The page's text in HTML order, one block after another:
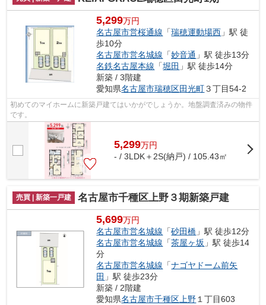
5,299万円
名古屋市営桜通線 「瑞穂運動場西 」駅 徒
歩10分
名古屋市営名城線 「妙音通 」駅 徒歩13分
名鉄名古屋本線 「堀田 」駅 徒歩14分
新築 / 3階建
愛知県名古屋市瑞穂区田光町３丁目54-2
初めてのマイホームに新築戸建てはいかがでしょうか。地盤調査済みの物件
です。
5,299万円
- / 3LDK＋2S(納戸) / 105.43㎡
売買 | 新築一戸建 名古屋市千種区上野３期新築戸建
5,699万円
名古屋市営名城線 「砂田橋 」駅 徒歩12分
名古屋市営名城線 「茶屋ヶ坂 」駅 徒歩14
分
名古屋市営名城線 「ナゴヤドーム前矢
田 」駅 徒歩23分
新築 / 2階建
愛知県名古屋市千種区上野１丁目603